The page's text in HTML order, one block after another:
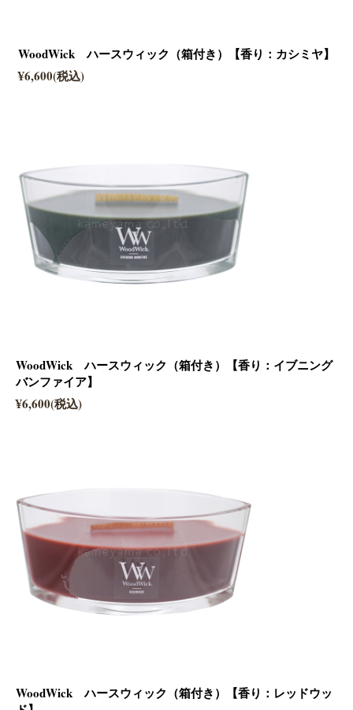
WoodWick ハースウィック（箱付き）【香り：カシミヤ】
¥6,600(税込)
WoodWick ハースウィック（箱付き）【香り：イブニング
バンファイア】
¥6,600(税込)
WoodWick ハースウィック（箱付き）【香り：レッドウッ